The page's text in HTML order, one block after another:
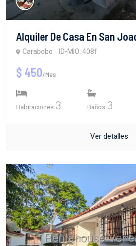
Alquiler De Casa En San
Carabobo ID-MIO: 408f
$ 450/Mes
Habitaciones 3 Baños 3
Ver detalles